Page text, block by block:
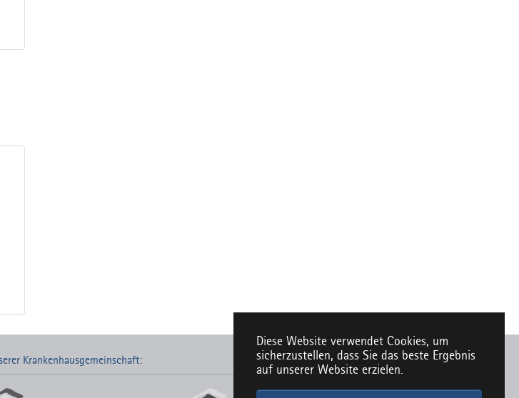
Diese Website verwendet Cookies, um
sicherzustellen, dass Sie das beste Ergebnis
auf unserer Website erzielen.
Krankenhausgemeinschaft: